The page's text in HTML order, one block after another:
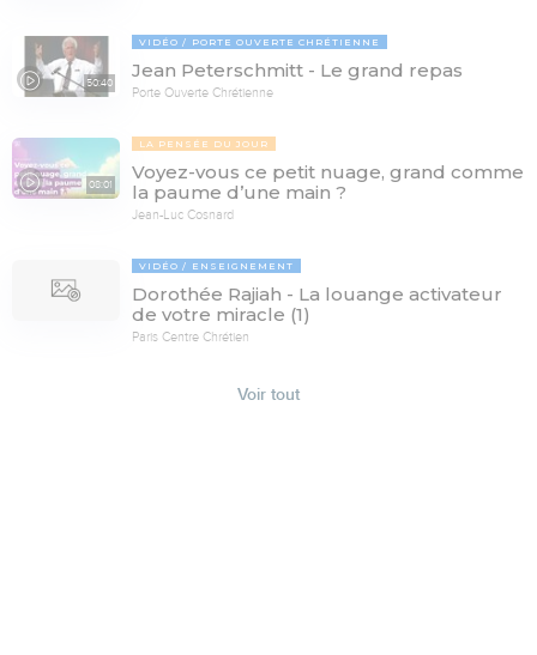
50:40
VIDÉO PORTE OUVERTE CHRÉTIENNE
Jean Peterschmitt - Le grand repas
Porte Ouverte Chrétienne
08:01
LA PENSÉE DU JOUR
Voyez-vous ce petit nuage, grand comme
la paume d’une main ?
Jean-Luc Cosnard
VIDÉO ENSEIGNEMENT
Dorothée Rajiah - La louange activateur
de votre miracle (1)
Paris Centre Chrétien
Voir tout